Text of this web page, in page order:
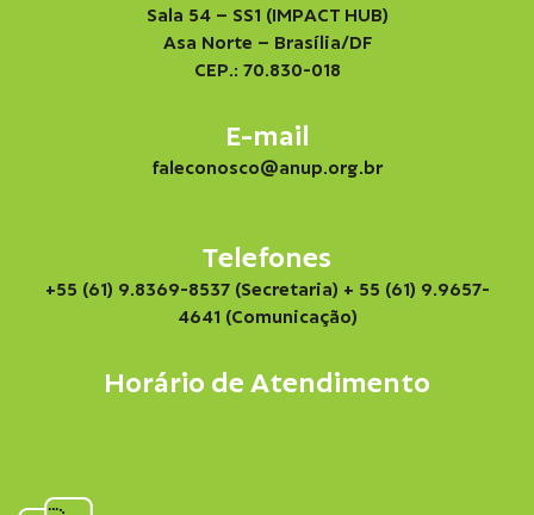
Sala 54 – SS1 (IMPACT HUB)
Asa Norte – Brasília/DF
CEP.: 70.830-018
E-mail
faleconosco@anup.org.br
Telefones
+55 (61) 9.8369-8537 (Secretaria) + 55 (61) 9.9657-
4641 (Comunicação)
Horário de Atendimento